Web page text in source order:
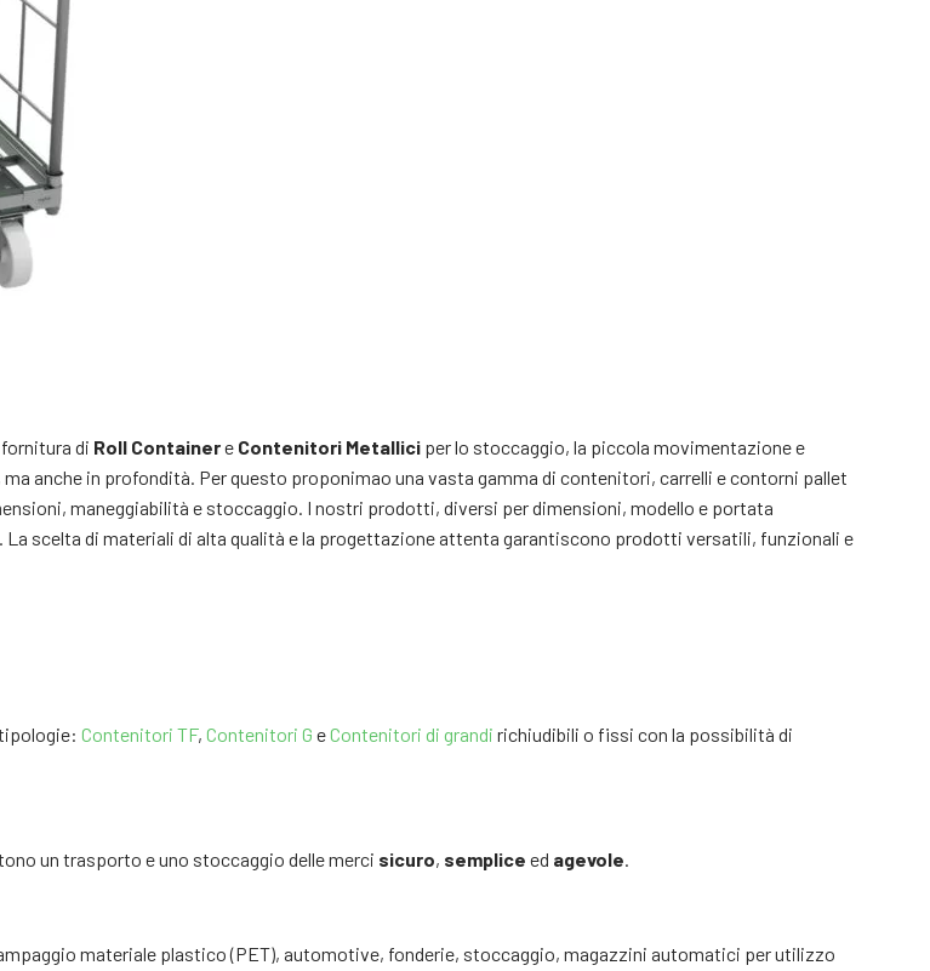
di Roll Containere Contenitori Metallici per lo stoccaggio, la piccola movimentazione e
anche in profondità. Per questo proponimao una vasta gamma di contenitori, carrelli e contorni pallet
maneggiabilità e stoccaggio. I nostri prodotti, diversi per dimensioni, modello e portata
scelta di materiali di alta qualità e la progettazione attenta garantiscono prodotti versatili, funzionali e
Contenitori TF, Contenitori G eContenitori di grandi richiudibili o fissi con la possibilità di
un trasporto e uno stoccaggio delle merci sicuro, semplice ed agevole.
materiale plastico (PET), automotive, fonderie, stoccaggio, magazzini automatici per utilizzo